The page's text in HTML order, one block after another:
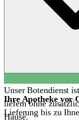
Unser Botendienst
liefern ohne
Hause.
Ihre Apotheke vor
Lieferung bis zu